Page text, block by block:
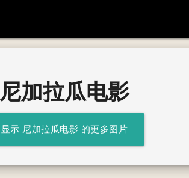
尼加拉瓜电影
显示 尼加拉瓜电影 的更多图片